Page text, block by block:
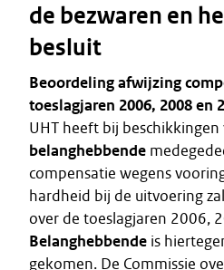
de bezwaren en
besluit
Beoordeling afwijzing
toeslagjaren 2006, 2008 en
UHT heeft bij
belanghebbende
compensatie wegens
hardheid bij de uitvoering
over de toeslagjaren 2006,
Belanghebbende is
gekomen. De Commissie